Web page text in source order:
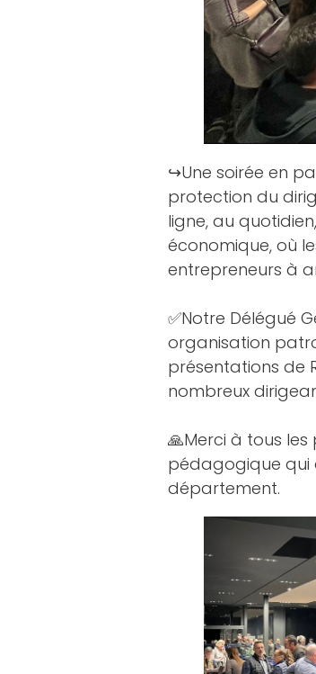
↪️Une soirée en
protection du
ligne, au
économique, où
entrepreneurs à
✅Notre Délégué
organisation
présentations de
nombreux
🙏Merci à tous
pédagogique qui
département.